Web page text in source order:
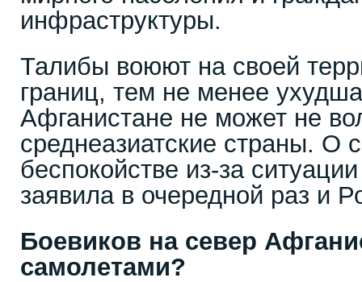
инфраструктуры.
Талибы воюют на своей
границ, тем не менее
Афганистане не может не
среднеазиатские страны. О
беспокойстве из-за
заявила в очередной раз и
Боевиков на север
самолетами?